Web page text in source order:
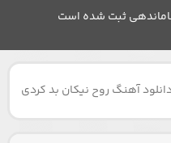
ثبت شده است
آهنگ روح نیکان بد کردی